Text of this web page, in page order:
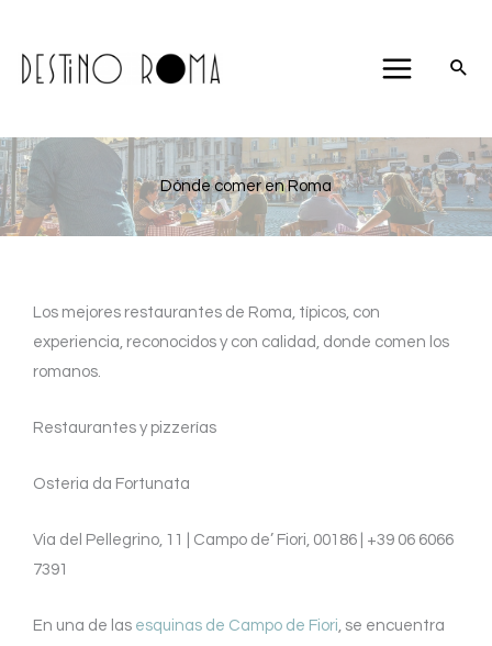
contenido
Dónde comer en Roma
Los mejores restaurantes de Roma, típicos, con
experiencia, reconocidos y con calidad, donde comen los
romanos.
Restaurantes y pizzerías
Osteria da Fortunata
Via del Pellegrino, 11 | Campo de’ Fiori, 00186 | +39 06 6066
7391
En una de las esquinas de Campo de Fiori, se encuentra